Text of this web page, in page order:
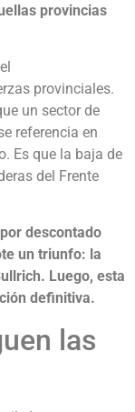
provincias
provinciales.
un sector de
referencia en
Es que la baja de
del Frente
descontado
un triunfo: la
Luego, esta
definitiva.
las